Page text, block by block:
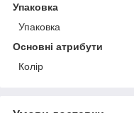
Упаковка
Упаковка
Основні атрибути
Колір